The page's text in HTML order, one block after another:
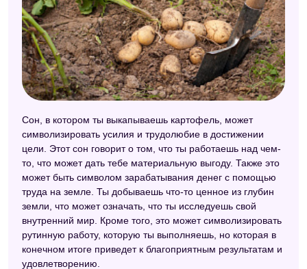
Сон, в котором ты выкапываешь картофель, может
символизировать усилия и трудолюбие в достижении
цели. Этот сон говорит о том, что ты работаешь над чем-
то, что может дать тебе материальную выгоду. Также это
может быть символом зарабатывания денег с помощью
труда на земле. Ты добываешь что-то ценное из глубин
земли, что может означать, что ты исследуешь свой
внутренний мир. Кроме того, это может символизировать
рутинную работу, которую ты выполняешь, но которая в
конечном итоге приведет к благоприятным результатам и
удовлетворению.